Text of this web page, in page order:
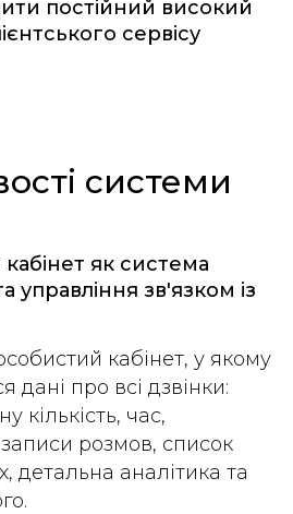
постійний високий
сервісу
системи
як система
управління зв'язком із
кабінет, у якому
дані про всі дзвінки:
кількість, час,
записи розмов, список
детальна аналітика та